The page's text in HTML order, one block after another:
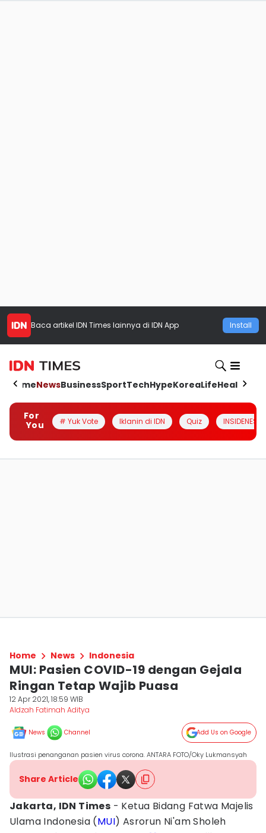
Baca artikel IDN Times lainnya di IDN App Install
HomeNewsBusinessSportTechHypeKoreaLifeHealth
For
You
# Yuk Vote Iklanin di IDN Quiz INSIDENESIA
Home News Indonesia
MUI: Pasien COVID-19 dengan Gejala
Ringan Tetap Wajib Puasa
12 Apr 2021, 18:59 WIB
Aldzah Fatimah Aditya
News Channel Add Us on Google
Ilustrasi penanganan pasien virus corona. ANTARA FOTO/Oky Lukmansyah
Share Article
Jakarta, IDN Times - Ketua Bidang Fatwa Majelis
Ulama Indonesia (MUI) Asrorun Ni'am Sholeh